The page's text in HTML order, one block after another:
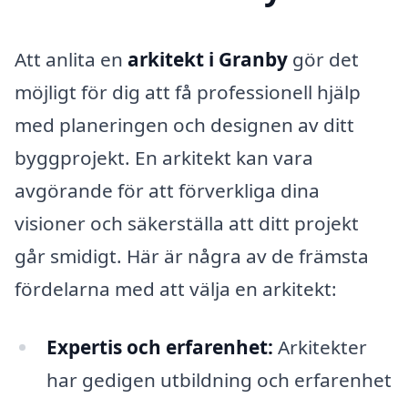
Att anlita en arkitekt i Granby gör det
möjligt för dig att få professionell hjälp
med planeringen och designen av ditt
byggprojekt. En arkitekt kan vara
avgörande för att förverkliga dina
visioner och säkerställa att ditt projekt
går smidigt. Här är några av de främsta
fördelarna med att välja en arkitekt:
Expertis och erfarenhet: Arkitekter
har gedigen utbildning och erfarenhet